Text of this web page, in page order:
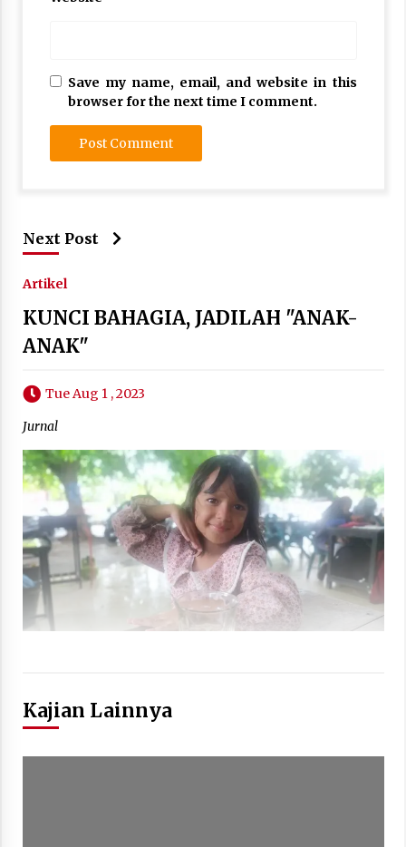
Save my name, email, and website in this
browser for the next time I comment.
Next Post
Artikel
KUNCI BAHAGIA, JADILAH "ANAK-
ANAK"
Tue Aug 1 , 2023
Jurnal
Kajian Lainnya